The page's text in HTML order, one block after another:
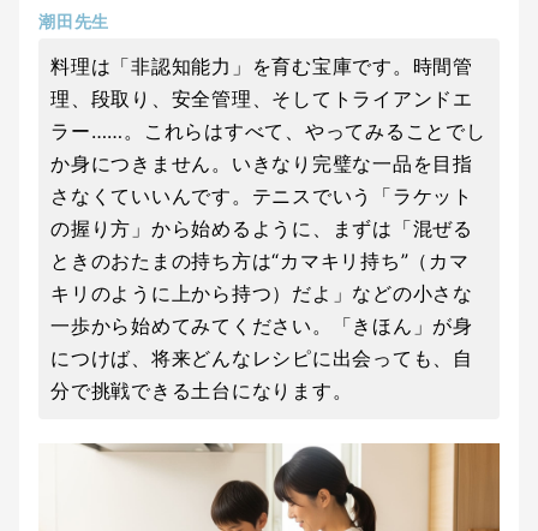
潮田先生
料理は「非認知能力」を育む宝庫です。時間管
理、段取り、安全管理、そしてトライアンドエ
ラー……。これらはすべて、やってみることでし
か身につきません。いきなり完璧な一品を目指
さなくていいんです。テニスでいう「ラケット
の握り方」から始めるように、まずは「混ぜる
ときのおたまの持ち方は“カマキリ持ち”（カマ
キリのように上から持つ）だよ」などの小さな
一歩から始めてみてください。「きほん」が身
につけば、将来どんなレシピに出会っても、自
分で挑戦できる土台になります。